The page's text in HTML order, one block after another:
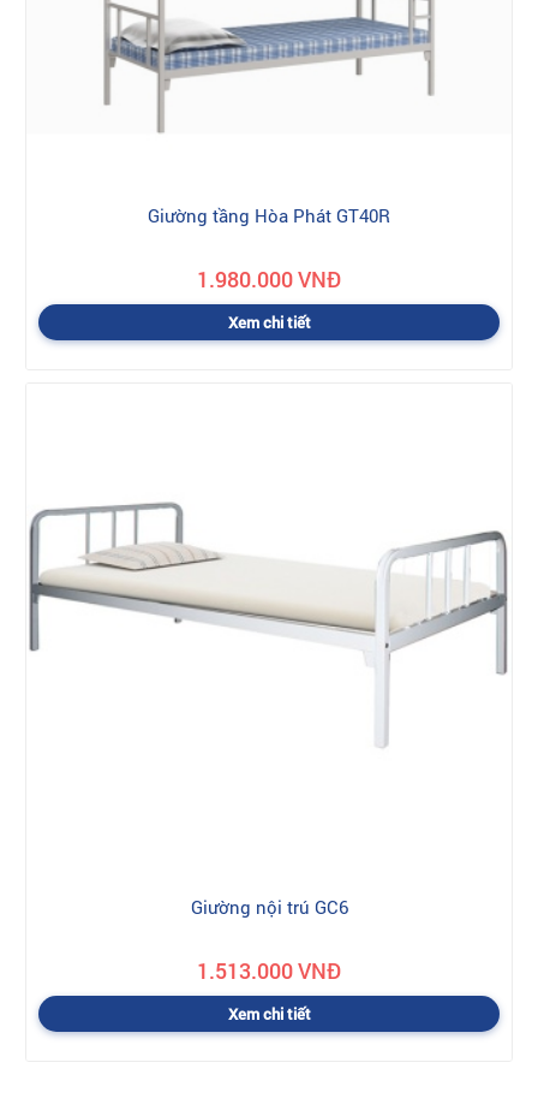
Giường tầng Hòa Phát GT40R
1.980.000 VNĐ
Xem chi tiết
Giường nội trú GC6
1.513.000 VNĐ
Xem chi tiết